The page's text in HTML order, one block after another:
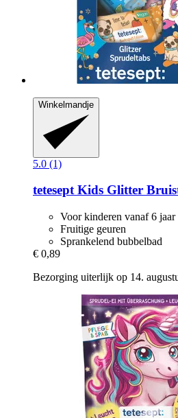
Winkelmandje
5.0 (1)
teteseptKids Glitter
Voor kinderen vanaf 6 jaar
Fruitige geuren
Sprankelend bubbelbad
€ 0,89
Bezorging uiterlijk op 14.